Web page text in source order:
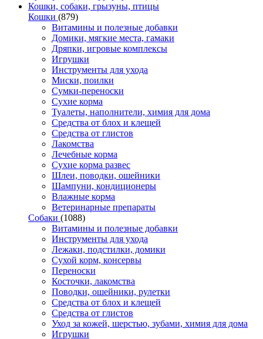
Кошки, собаки, грызуны, птицы
Кошки (879)
Витамины и полезные добавки
Домики, мягкие места, гамаки
Дряпки, игровые комплексы
Игрушки
Инструменты для ухода
Миски, поилки
Сумки-переноски
Сухие корма
Туалеты, наполнители, химия для дома
Средства от блох и клещей
Средства от глистов
Лакомства
Лечебные корма
Сухие корма развес
Шлеи, поводки, ошейники
Шампуни, кондиционеры
Влажные корма
Ветеринарные препараты
Собаки (1088)
Витамины и полезные добавки
Инструменты для ухода
Лежаки, подстилки, домики
Сухой корм, консервы
Переноски
Косточки, лакомства
Поводки, ошейники, рулетки
Средства от блох и клещей
Средства от глистов
Уход за кожей, шерстью, зубами, химия для дома
Игрушки